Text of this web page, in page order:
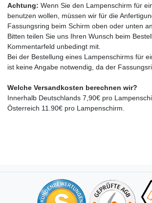
Achtung: Wenn Sie den Lampenschirm für
benutzen wollen, müssen wir für die
Fassungsring beim Schirm oben oder unten
Bitten teilen Sie uns Ihren Wunsch beim
Kommentarfeld unbedingt mit.
Bei der Bestellung eines Lampenschirms für
ist keine Angabe notwendig, da der
Welche Versandkosten berechnen wir?
Innerhalb Deutschlands 7,90€ pro
Österreich 11.90€ pro Lampenschirm.